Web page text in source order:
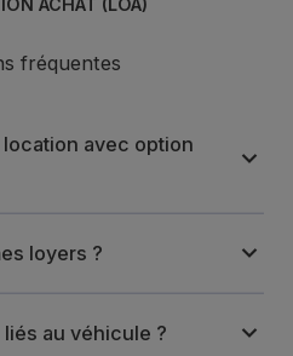
ACHAT (LOA)
fréquentes
avec option
loyers ?
au véhicule ?